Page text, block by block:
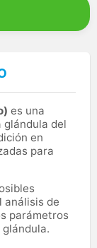
es una
del
en
para
análisis de
parámetros